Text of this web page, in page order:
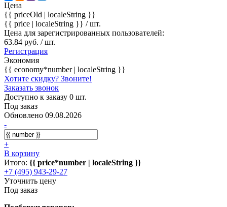
Цена
{{ priceOld | localeString }}
{{ price | localeString }} / шт.
Цена для зарегистрированных пользователей:
63.84 руб. / шт.
Регистрация
Экономия
{{ economy*number | localeString }}
Хотите скидку? Звоните!
Заказать звонок
Доступно к заказу 0 шт.
Под заказ
Обновлено 09.08.2026
-
+
В корзину
Итого: {{ price*number | localeString }}
+7 (495) 943-29-27
Уточнить цену
Под заказ